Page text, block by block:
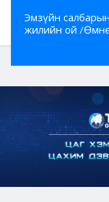
Эмзүйн
жилийн ой /